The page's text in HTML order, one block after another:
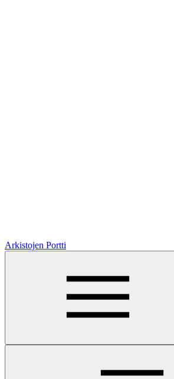
Arkistojen Portti